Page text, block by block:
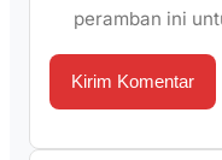
peramban ini